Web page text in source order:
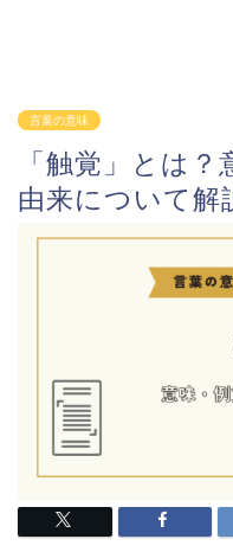
言葉の意味
「触覚」とは
由来について解